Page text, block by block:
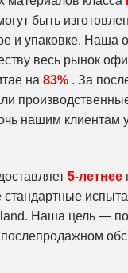
быть
и упаковке. Наша
весь рынок
на 83% . За
нашим клиентам
5-летнее
Наша цель —